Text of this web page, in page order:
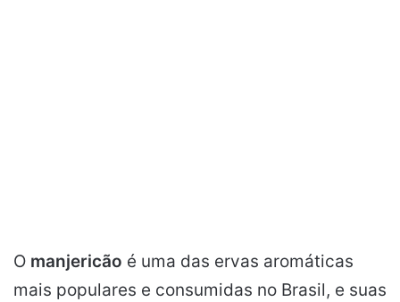
O manjericão é uma das ervas aromáticas
mais populares e consumidas no Brasil, e suas